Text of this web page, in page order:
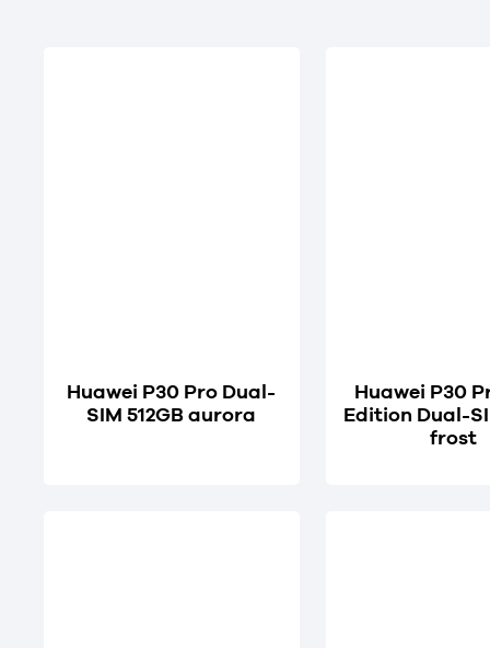
Huawei P30 Pro Dual-
SIM 512GB aurora
Huawei P30
Edition Dual-
frost